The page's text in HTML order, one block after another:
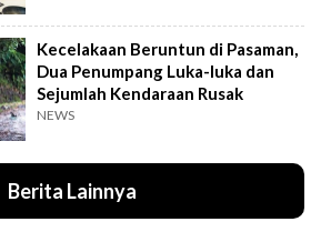
Kecelakaan Beruntun di Pasaman,
Dua Penumpang Luka-luka dan
Sejumlah Kendaraan Rusak
NEWS
Berita Lainnya